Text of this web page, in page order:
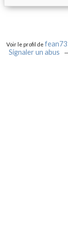
Voir le profil defean73
Signaler un abus